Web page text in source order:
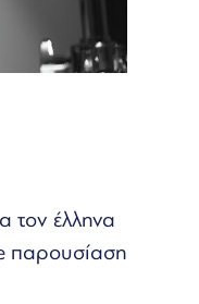
τον έλληνα
παρουσίαση